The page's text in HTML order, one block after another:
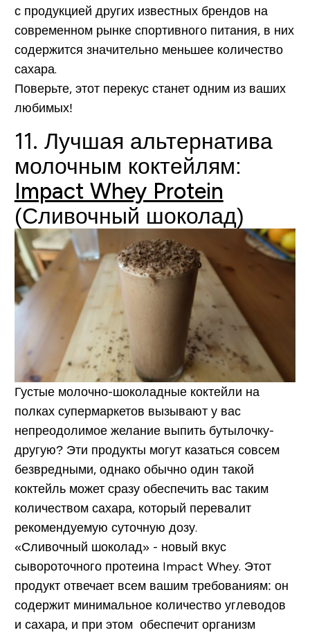
с продукцией других известных брендов на
современном рынке спортивного питания, в них
содержится значительно меньшее количество
сахара.
Поверьте, этот перекус станет одним из ваших
любимых!
11. Лучшая альтернатива
молочным коктейлям:
Impact Whey Protein
(Сливочный шоколад)
Густые молочно-шоколадные коктейли на
полках супермаркетов вызывают у вас
непреодолимое желание выпить бутылочку-
другую? Эти продукты могут казаться совсем
безвредными, однако обычно один такой
коктейль может сразу обеспечить вас таким
количеством сахара, который перевалит
рекомендуемую суточную дозу.
«Сливочный шоколад» - новый вкус
сывороточного протеина Impact Whey. Этот
продукт отвечает всем вашим требованиям: он
содержит минимальное количество углеводов
и сахара, и при этом обеспечит организм